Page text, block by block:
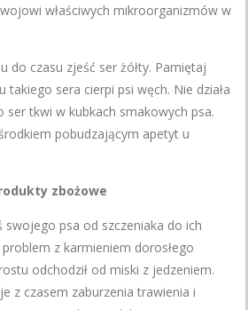
właściwych mikroorganizmów w
do czasu zjeść ser żółty. Pamiętaj
takiego sera cierpi psi węch. Nie działa
ser tkwi w kubkach smakowych psa.
pobudzającym apetyt u
zbożowe
swojego psa od szczeniaka do ich
z karmieniem dorosłego
odchodził od miski z jedzeniem.
z czasem zaburzenia trawienia i